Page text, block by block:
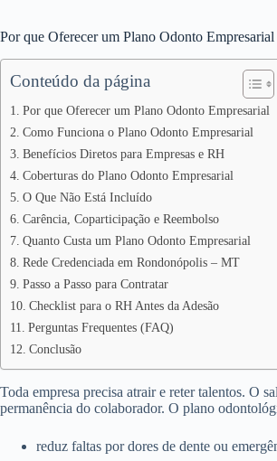
Por que Oferecer um Plano Odonto Empresarial
Conteúdo da página
Por que Oferecer um Plano Odonto Empresarial
Como Funciona o Plano Odonto Empresarial
Benefícios Diretos para Empresas e RH
Coberturas do Plano Odonto Empresarial
O Que Não Está Incluído
Carência, Coparticipação e Reembolso
Quanto Custa um Plano Odonto Empresarial
Rede Credenciada em Rondonópolis – MT
Passo a Passo para Contratar
Checklist para o RH Antes da Adesão
Perguntas Frequentes (FAQ)
Conclusão
Toda empresa precisa atrair e reter talentos. O
permanência do colaborador. O plano
reduz faltas por dores de dente ou